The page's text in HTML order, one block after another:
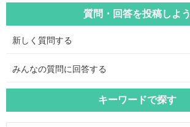
質問・回答を投稿しよう
新しく質問する
みんなの質問に回答する
キーワードで探す